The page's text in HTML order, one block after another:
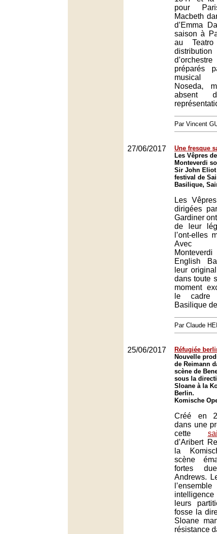
pour
Macbeth
d’Emma
saison à
au
préparés
musical
Noseda,
absent
Par Vincent
27/06/2017
Une fresque
Les Vêpres
Monteverdi
Sir John Eliot
festival de
Basilique,
Les
dirigées
Gardiner
de leur
l’ont-elles
Avec
English
leur
dans toute
moment
le
Basilique
Par Claude
25/06/2017
Réfugiée
Nouvelle
de Reimann
scène de
sous la
Sloane à la
Berlin.
Komische
Créé en
dans une
cette
d’Aribert
la
scène
fortes
Andrews.
leurs
fosse la
Sloane
résistance